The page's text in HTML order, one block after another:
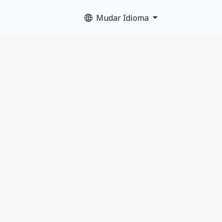
Mudar Idioma